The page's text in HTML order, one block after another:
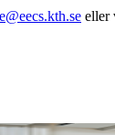
eller